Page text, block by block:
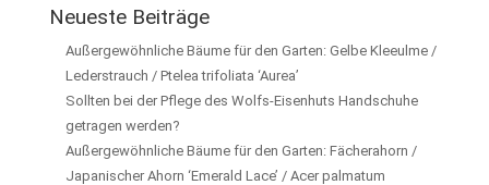
Neueste Beiträge
Außergewöhnliche Bäume für den Garten: Gelbe Kleeulme /
Lederstrauch / Ptelea trifoliata ‘Aurea’
Sollten bei der Pflege des Wolfs-Eisenhuts Handschuhe
getragen werden?
Außergewöhnliche Bäume für den Garten: Fächerahorn /
Japanischer Ahorn ‘Emerald Lace’ / Acer palmatum